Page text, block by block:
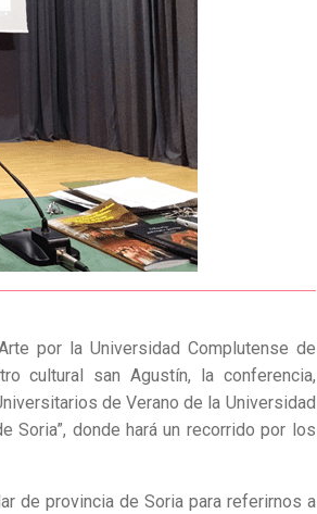
por la Universidad Complutense de
cultural san Agustín, la conferencia,
de Verano de la Universidad
Soria”, donde hará un recorrido por los
de provincia de Soria para referirnos a